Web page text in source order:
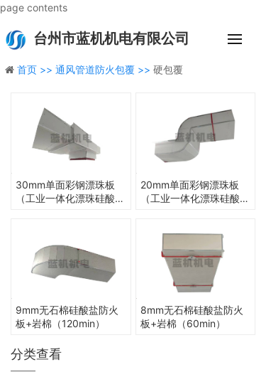
page contents
台州市蓝机机电有限公司
首页 >> 通风管道防火包覆 >> 硬包覆
30mm单面彩钢漂珠板
（工业一体化漂珠硅酸钙
20mm单面彩钢漂珠板
（工业一体化漂珠硅酸钙
9mm无石棉硅酸盐防火
板+岩棉（120min）
8mm无石棉硅酸盐防火
板+岩棉（60min）
分类查看